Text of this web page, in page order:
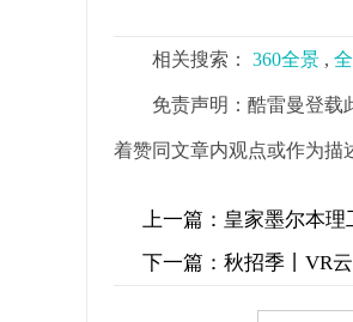
相关搜索： 360全景 ,
免责声明：酷雷曼登载
着赞同文章内观点或作为描
上一篇： 皇家墨尔本理
下一篇： 秋招季丨VR